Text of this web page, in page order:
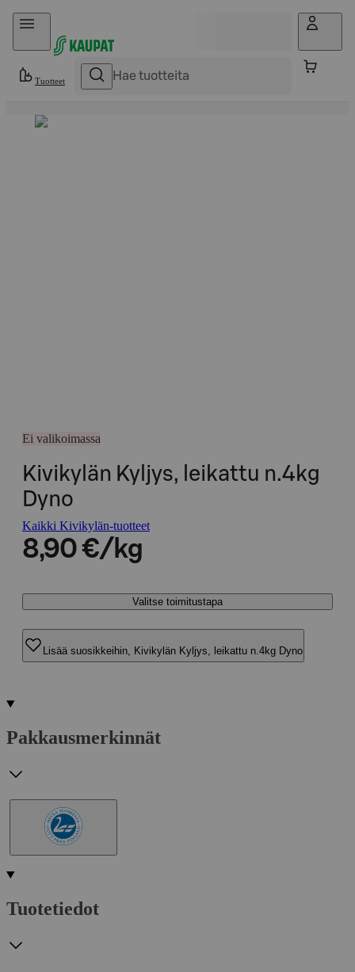
Hyppää sisältöön
Tuotteet
Ei valikoimassa
Kivikylän Kyljys, leikattu n.4kg
Dyno
Kaikki Kivikylän-tuotteet
8,90 €/kg
Valitse toimitustapa
Lisää suosikkeihin, Kivikylän Kyljys, leikattu n.4kg Dyno
Pakkausmerkinnät
Tuotetiedot